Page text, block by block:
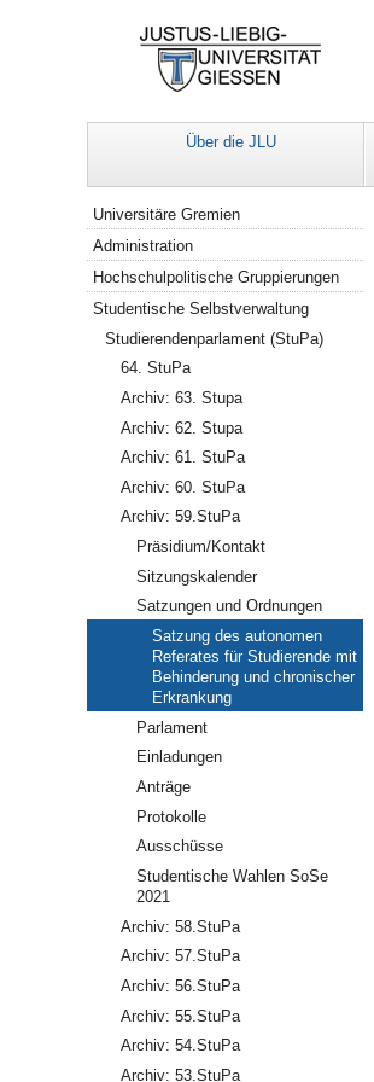
Über die JLU
Navigation
Universitäre Gremien
Administration
Hochschulpolitische Gruppierungen
Studentische Selbstverwaltung
Studierendenparlament (StuPa)
64. StuPa
Archiv: 63. Stupa
Archiv: 62. Stupa
Archiv: 61. StuPa
Archiv: 60. StuPa
Archiv: 59.StuPa
Präsidium/Kontakt
Sitzungskalender
Satzungen und Ordnungen
Satzung des autonomen
Referates für Studierende mit
Behinderung und chronischer
Erkrankung
Parlament
Einladungen
Anträge
Protokolle
Ausschüsse
Studentische Wahlen SoSe
2021
Archiv: 58.StuPa
Archiv: 57.StuPa
Archiv: 56.StuPa
Archiv: 55.StuPa
Archiv: 54.StuPa
Archiv: 53.StuPa